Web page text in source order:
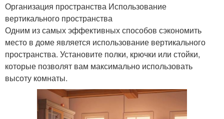
Организация пространства Использование
вертикального пространства
Одним из самых эффективных способов сэкономить
место в доме является использование вертикального
пространства. Установите полки, крючки или стойки,
которые позволят вам максимально использовать
высоту комнаты.